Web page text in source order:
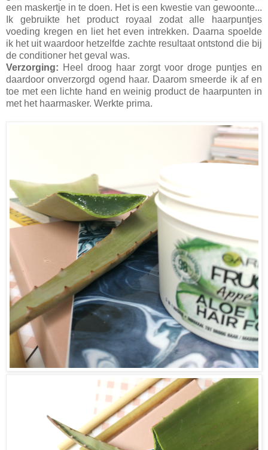
een maskertje in te doen. Het is een kwestie van gewoonte...
Ik gebruikte het product royaal zodat alle haarpuntjes
voeding kregen en liet het even intrekken. Daarna spoelde
ik het uit waardoor hetzelfde zachte resultaat ontstond die bij
de conditioner het geval was.
Verzorging: Heel droog haar zorgt voor droge puntjes en
daardoor onverzorgd ogend haar. Daarom smeerde ik af en
toe met een lichte hand en weinig product de haarpunten in
met het haarmasker. Werkte prima.